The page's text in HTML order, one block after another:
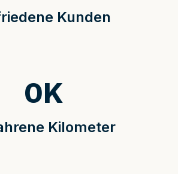
Kunden
Kilometer
0K